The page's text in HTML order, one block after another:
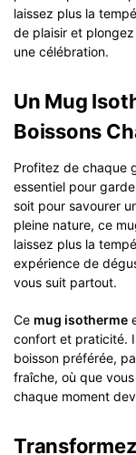
laissez plus la
de plaisir et
une célébration.
Un Mug
Boissons
Profitez de chaque
essentiel pour
soit pour savourer
pleine nature, ce
laissez plus la
expérience de
vous suit partout.
Ce mug isotherme
confort et praticité.
boisson préférée,
fraîche, où que
chaque moment